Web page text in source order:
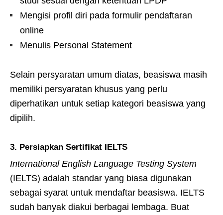
Mengisi profil diri pada formulir pendaftaran
online
Menulis Personal Statement
Selain persyaratan umum diatas, beasiswa masih
memiliki persyaratan khusus yang perlu
diperhatikan untuk setiap kategori beasiswa yang
dipilih.
3. Persiapkan Sertifikat IELTS
International English Language Testing System
(IELTS) adalah standar yang biasa digunakan
sebagai syarat untuk mendaftar beasiswa. IELTS
sudah banyak diakui berbagai lembaga. Buat